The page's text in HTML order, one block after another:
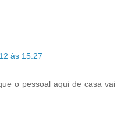
às 15:27
o pessoal aqui de casa vai